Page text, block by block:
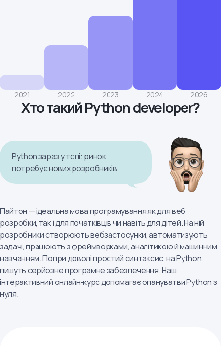
2021 2022 2023 2024 2026
Хто такий Python developer?
Пайтон — ідеальна мова програмування як для веб
розробки, так і для початківців чи навіть для дітей. На ній
розробники створюють вебзастосунки, автоматизують
задачі, працюють з фреймворками, аналітикою й машинним
навчанням. Попри доволі простий синтаксис, на Python
пишуть серйозне програмне забезпечення. Наш
інтерактивний онлайн‑курс допомагає опануватви Python з
нуля.
Python зараз у топі: ринок
потребує нових розробників